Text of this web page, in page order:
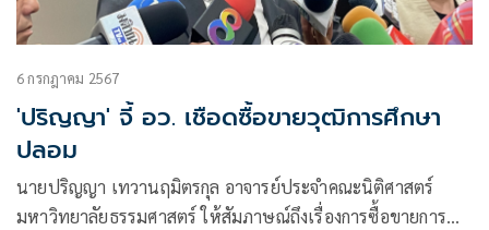
6 กรกฎาคม 2567
'ปริญญา' จี้ อว. เชือดซื้อขายวุฒิการศึกษา
ปลอม
นายปริญญา เทวานฤมิตรกุล อาจารย์ประจำคณะนิติศาสตร์
มหาวิทยาลัยธรรมศาสตร์ ให้สัมภาษณ์ถึงเรื่องการซื้อขายการ